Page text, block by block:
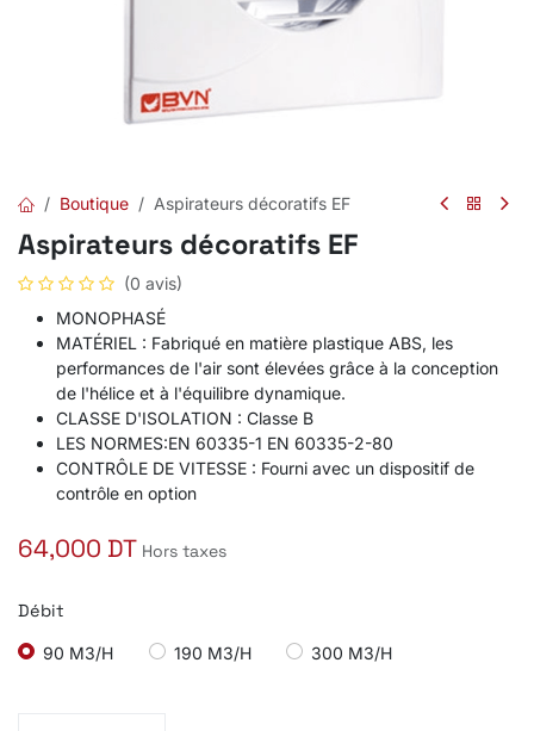
Boutique Aspirateurs décoratifs EF
Aspirateurs décoratifs EF
(0 avis)
MONOPHASÉ
MATÉRIEL : Fabriqué en matière plastique ABS, les
performances de l'air sont élevées grâce à la conception
de l'hélice et à l'équilibre dynamique.
CLASSE D'ISOLATION : Classe B
LES NORMES:EN 60335-1 EN 60335-2-80
CONTRÔLE DE VITESSE : Fourni avec un dispositif de
contrôle en option
64,000 DT Hors taxes
Débit
90 M3/H 190 M3/H 300 M3/H